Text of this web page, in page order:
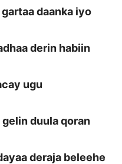
daanka iyo
derin habiin
ugu
gelin duula qoran
deraja beleehe